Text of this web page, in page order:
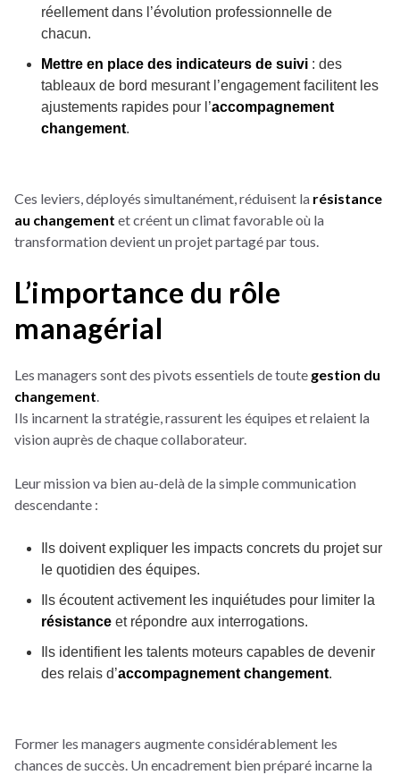
réellement dans l’évolution professionnelle de
chacun.
Mettre en place des indicateurs de suivi : des
tableaux de bord mesurant l’engagement facilitent les
ajustements rapides pour l’accompagnement
changement.
Ces leviers, déployés simultanément, réduisent la résistance
au changement et créent un climat favorable où la
transformation devient un projet partagé par tous.
L’importance du rôle
managérial
Les managers sont des pivots essentiels de toute gestion du
changement.
Ils incarnent la stratégie, rassurent les équipes et relaient la
vision auprès de chaque collaborateur.
Leur mission va bien au-delà de la simple communication
descendante :
Ils doivent expliquer les impacts concrets du projet sur
le quotidien des équipes.
Ils écoutent activement les inquiétudes pour limiter la
résistance et répondre aux interrogations.
Ils identifient les talents moteurs capables de devenir
des relais d’accompagnement changement.
Former les managers augmente considérablement les
chances de succès. Un encadrement bien préparé incarne la